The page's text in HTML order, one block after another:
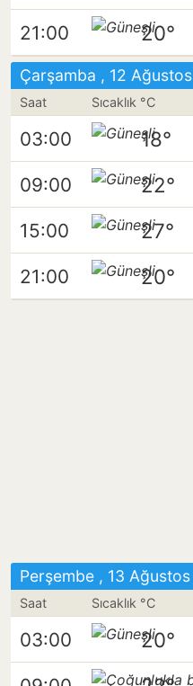
21:00 20°
Çarşamba , 12 Ağustos
Saat Sıcaklık °C
03:00 18°
09:00 22°
15:00 27°
21:00 20°
Perşembe , 13 Ağustos
Saat Sıcaklık °C
03:00 20°